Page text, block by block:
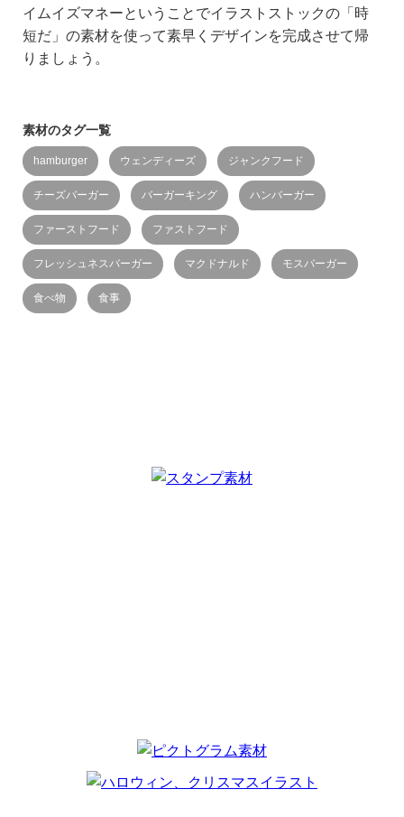
イムイズマネーということでイラストストックの「時
短だ」の素材を使って素早くデザインを完成させて帰
りましょう。
素材のタグ一覧
hamburger ウェンディーズ ジャンクフード
チーズバーガー バーガーキング ハンバーガー
ファーストフード ファストフード
フレッシュネスバーガー マクドナルド モスバーガー
食べ物 食事